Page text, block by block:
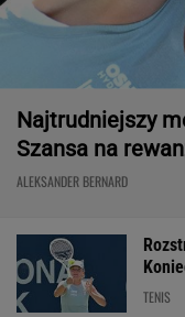
Najtrudniejszy
Szansa na
ALEKSANDER BERNARD
TENIS